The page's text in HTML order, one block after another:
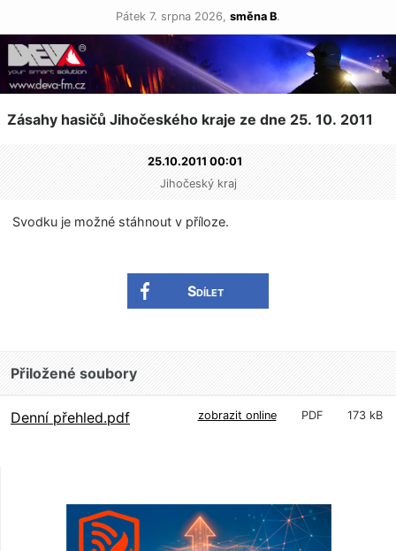
Pátek 7. srpna 2026, směna B.
Zásahy hasičů Jihočeského kraje ze dne 25. 10. 2011
25.10.2011 00:01
Jihočeský kraj
Svodku je možné stáhnout v příloze.
Sdílet
Přiložené soubory
Denní přehled.pdf zobrazit online PDF 173 kB